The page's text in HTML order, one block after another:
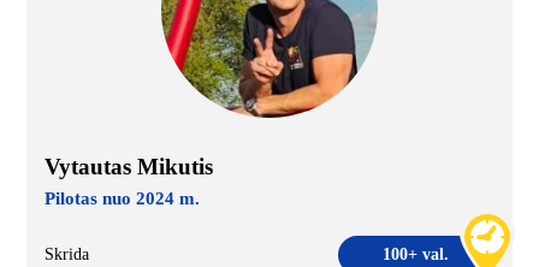
Vytautas Mikutis
Pilotas nuo 2024 m.
Skrida 100+ val.